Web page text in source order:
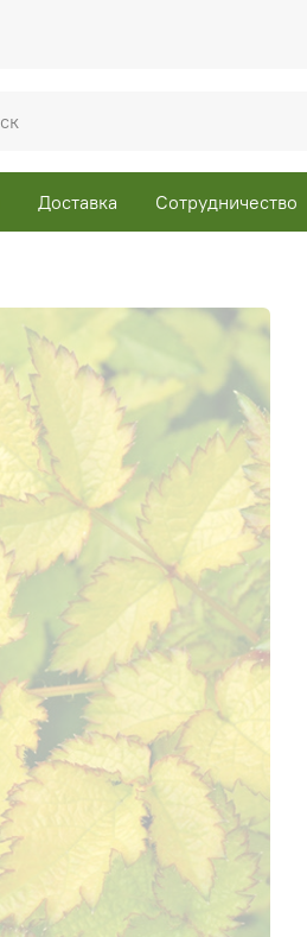
Доставка Сотрудничество